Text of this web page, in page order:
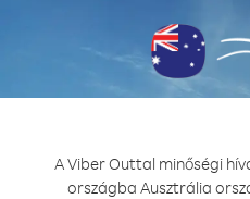
A Viber Outtal minőségi
országba Ausztrália